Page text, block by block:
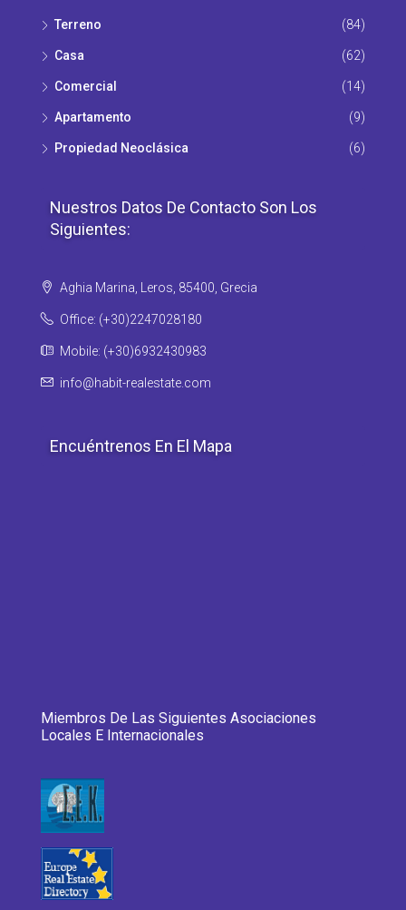
Terreno (84)
Casa (62)
Comercial (14)
Apartamento (9)
Propiedad Νeoclásica (6)
Nuestros Datos De Contacto Son Los
Siguientes:
Aghia Marina, Leros, 85400, Grecia
Office: (+30)2247028180
Mobile: (+30)6932430983
info@habit-realestate.com
Encuéntrenos En El Mapa
Miembros De Las Siguientes Asociaciones
Locales E Internacionales